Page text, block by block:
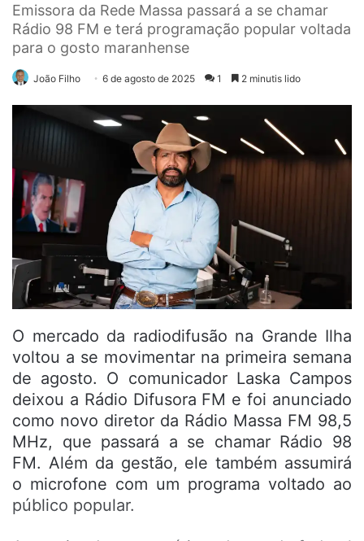
Emissora da Rede Massa passará a se chamar
Rádio 98 FM e terá programação popular voltada
para o gosto maranhense
João Filho 6 de agosto de 2025 1 2 minutis lido
O mercado da radiodifusão na Grande Ilha
voltou a se movimentar na primeira semana
de agosto. O comunicador Laska Campos
deixou a Rádio Difusora FM e foi anunciado
como novo diretor da Rádio Massa FM 98,5
MHz, que passará a se chamar Rádio 98
FM. Além da gestão, ele também assumirá
o microfone com um programa voltado ao
público popular.